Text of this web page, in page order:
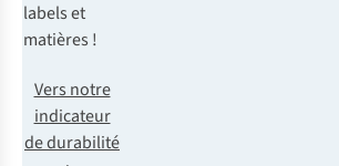
labels et
matières !
Vers notre
indicateur
de durabilité